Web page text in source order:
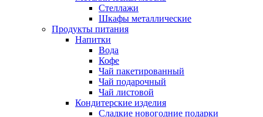
Стеллажи
Шкафы металлические
Продукты питания
Напитки
Вода
Кофе
Чай пакетированный
Чай подарочный
Чай листовой
Кондитерские изделия
Сладкие новогодние подарки